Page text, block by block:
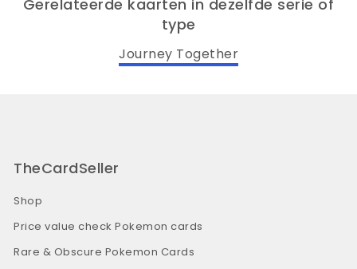
Gerelateerde kaarten in dezelfde serie of
type
Journey Together
TheCardSeller
Shop
Price value check Pokemon cards
Rare & Obscure Pokemon Cards